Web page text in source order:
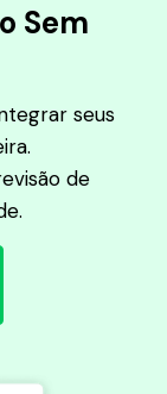
Sem
seus
de